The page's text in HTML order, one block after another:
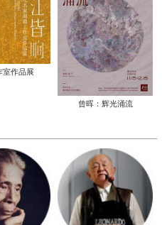
室作品展
曾晖：辉光涌流